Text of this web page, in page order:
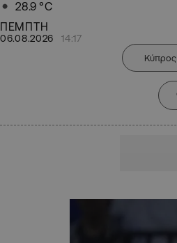
28.9 °C
ΠΕΜΠΤΗ
06.08.2026 14:17
Κύπρος